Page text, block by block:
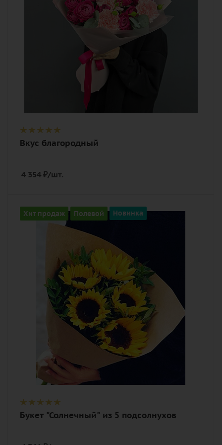
дизайнерская упаковка
Вкус благородный
4 354 ₽/шт.
Хит продаж Полевой Новинка
Количество
5
подсолнух (гелиантус), зелень, лента,
дизайнерская упаковка
Букет "Солнечный" из 5 подсолнухов